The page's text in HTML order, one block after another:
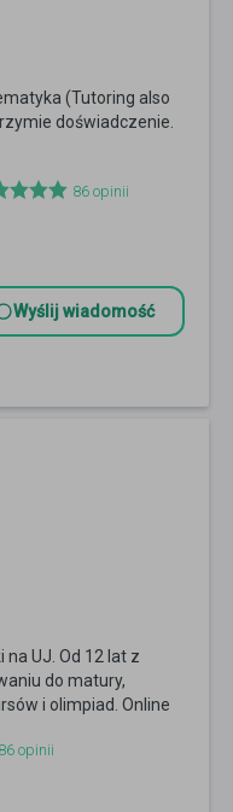
(Tutoring also
doświadczenie.
86 opinii
Wyślij wiadomość
UJ. Od 12 lat z
do matury,
i olimpiad. Online
86 opinii